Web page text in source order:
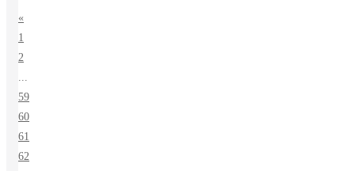
«
1
2
59
60
61
62